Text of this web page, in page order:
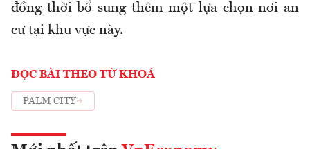
đồng thời bổ sung thêm một lựa chọn nơi an
cư tại khu vực này.
ĐỌC BÀI THEO TỪ KHOÁ
PALM CITY